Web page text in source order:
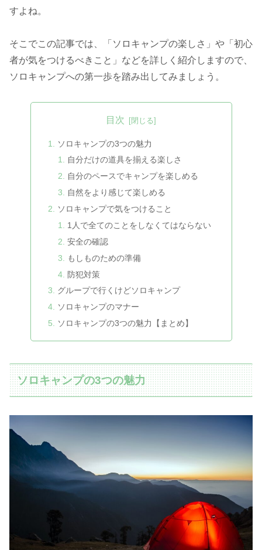
すよね。
そこでこの記事では、「ソロキャンプの楽しさ」や「初心
者が気をつけるべきこと」などを詳しく紹介しますので、
ソロキャンプへの第一歩を踏み出してみましょう。
目次
ソロキャンプの3つの魅力
自分だけの道具を揃える楽しさ
自分のペースでキャンプを楽しめる
自然をより感じて楽しめる
ソロキャンプで気をつけること
1人で全てのことをしなくてはならない
安全の確認
もしものための準備
防犯対策
グループで行くけどソロキャンプ
ソロキャンプのマナー
ソロキャンプの3つの魅力【まとめ】
ソロキャンプの3つの魅力